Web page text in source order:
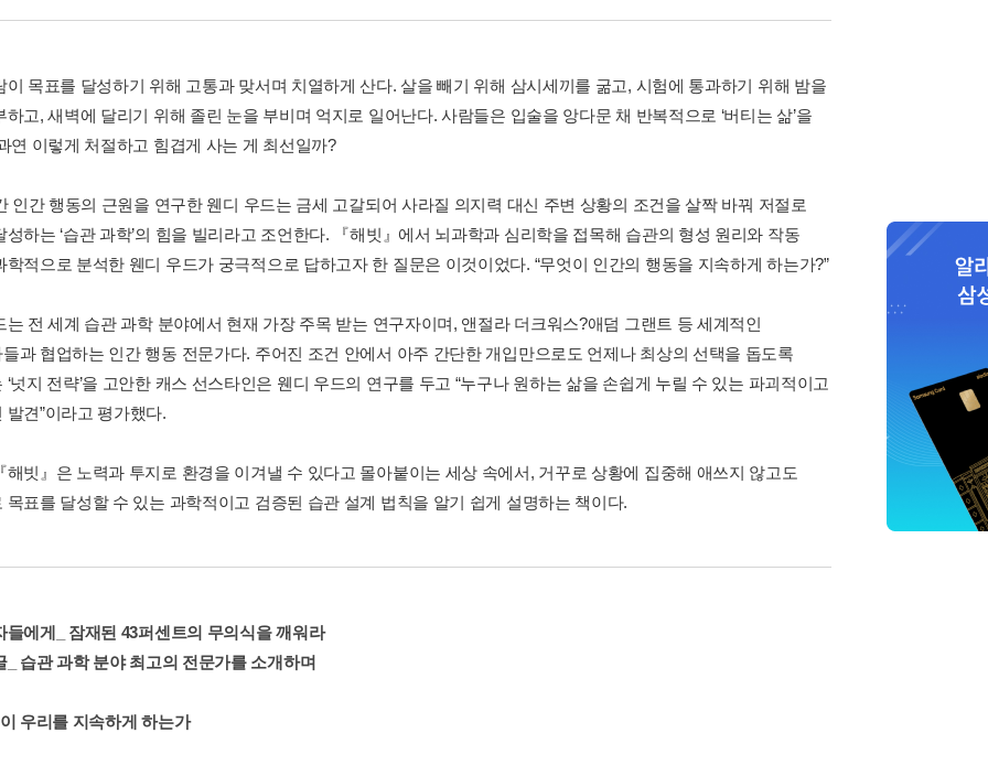
이 목표를 달성하기 위해 고통과 맞서며 치열하게 산다. 살을 빼기 위해 삼시세끼를 굶고, 시험에 통과하기 위해 밤을
하고, 새벽에 달리기 위해 졸린 눈을 부비며 억지로 일어난다. 사람들은 입술을 앙다문 채 반복적으로 ‘버티는 삶’을
연 이렇게 처절하고 힘겹게 사는 게 최선일까?
인간 행동의 근원을 연구한 웬디 우드는 금세 고갈되어 사라질 의지력 대신 주변 상황의 조건을 살짝 바꿔 저절로
성하는 ‘습관 과학’의 힘을 빌리라고 조언한다. 『해빗』에서 뇌과학과 심리학을 접목해 습관의 형성 원리와 작동
학적으로 분석한 웬디 우드가 궁극적으로 답하고자 한 질문은 이것이었다. “무엇이 인간의 행동을 지속하게 하는가?”
는 전 세계 습관 과학 분야에서 현재 가장 주목 받는 연구자이며, 앤절라 더크워스?애덤 그랜트 등 세계적인
과 협업하는 인간 행동 전문가다. 주어진 조건 안에서 아주 간단한 개입만으로도 언제나 최상의 선택을 돕도록
‘넛지 전략’을 고안한 캐스 선스타인은 웬디 우드의 연구를 두고 “누구나 원하는 삶을 손쉽게 누릴 수 있는 파괴적이고
발견”이라고 평가했다.
해빗』은 노력과 투지로 환경을 이겨낼 수 있다고 몰아붙이는 세상 속에서, 거꾸로 상황에 집중해 애쓰지 않고도
목표를 달성할 수 있는 과학적이고 검증된 습관 설계 법칙을 알기 쉽게 설명하는 책이다.
들에게_ 잠재된 43퍼센트의 무의식을 깨워라
_ 습관 과학 분야 최고의 전문가를 소개하며
우리를 지속하게 하는가